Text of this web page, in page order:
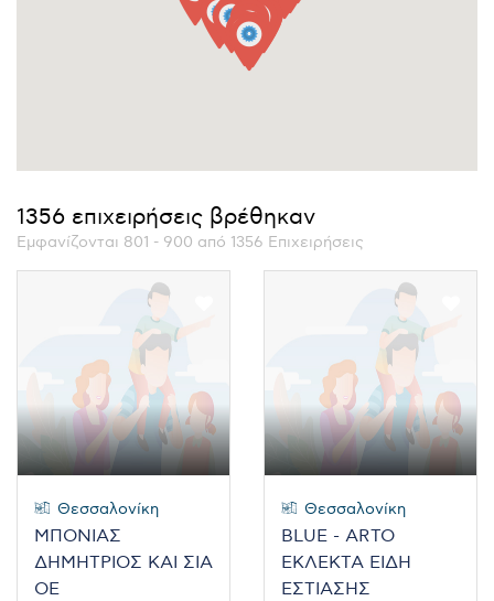
1356 επιχειρήσεις βρέθηκαν
Εμφανίζονται 801 - 900 από 1356 Επιχειρήσεις
Θεσσαλονίκη
ΜΠΟΝΙΑΣ
ΔΗΜΗΤΡΙΟΣ ΚΑΙ ΣΙΑ
ΟΕ
Θεσσαλονίκη
BLUE - ARTO
ΕΚΛΕΚΤΑ ΕΙΔΗ
ΕΣΤΙΑΣΗΣ